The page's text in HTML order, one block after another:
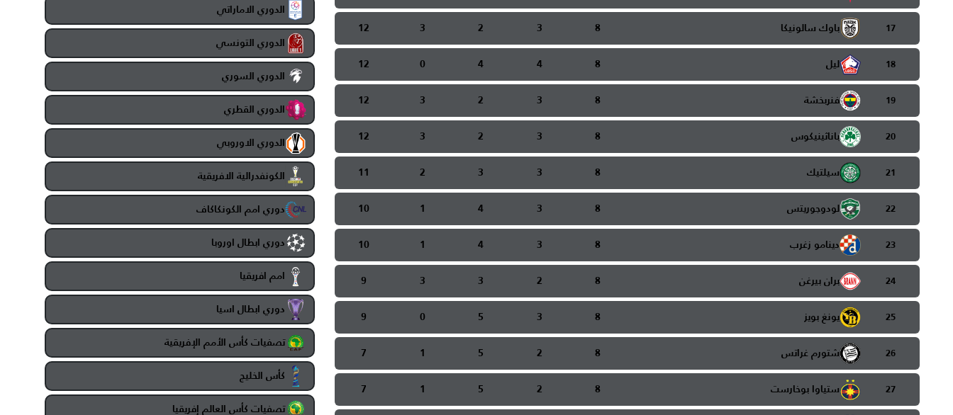
17 باوك سالونيكا 8
3
2
3
12
18 ليل 8
4
4
0
12
19 فنربخشة 8
3
2
3
12
20 باناثينيكوس 8
3
2
3
12
21 سيلتيك 8
3
3
2
11
22 لودوجوريتس 8
3
4
1
10
23 دينامو زغرب 8
3
4
1
10
24 بران بيرغن 8
2
3
3
9
25 يونغ بويز 8
3
5
0
9
26 شتورم غراتس 8
2
5
1
7
27 ستياوا بوخارست 8
2
5
1
7
الدوري الاماراتي
الدوري التونسي
الدوري السوري
الدوري القطري
الدوري الاوروبي
الكونفدرالية الافريقية
دوري امم الكونكاكاف
دوري ابطال اوروبا
امم افريقيا
دوري ابطال اسيا
تصفيات كأس الأمم الإفريقية
كأس الخليج
تصفيات كأس العالم إفريقيا